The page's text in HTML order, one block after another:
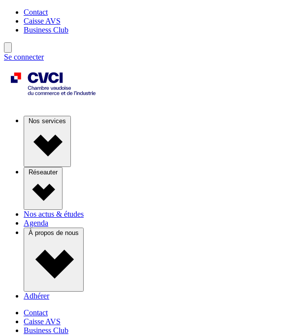
Contact
Caisse AVS
Business Club
Se connecter
Nos services
Réseauter
Nos actus & études
Agenda
À propos de nous
Adhérer
Contact
Caisse AVS
Business Club